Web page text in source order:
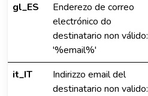
gl_ES
Enderezo de correo
electrónico do
destinatario non válido:
'%email%'
it_IT
Indirizzo email del
destinatario non valido: